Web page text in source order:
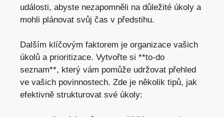
události, abyste nezapomněli na důležité úkoly a
mohli plánovat svůj čas v předstihu.
Dalším klíčovým faktorem je organizace vašich
úkolů a prioritizace. Vytvořte si **to-do
seznam**, který vám pomůže udržovat přehled
ve vašich povinnostech. Zde je několik tipů, jak
efektivně strukturovat své úkoly: